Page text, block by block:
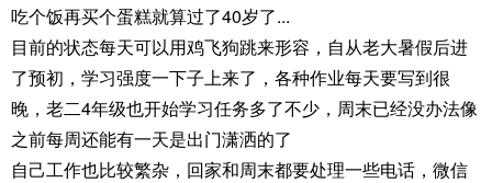
吃个饭再买个蛋糕就算过了40岁了...
目前的状态每天可以用鸡飞狗跳来形容，自从老大暑假后进
了预初，学习强度一下子上来了，各种作业每天要写到很
晚，老二4年级也开始学习任务多了不少，周末已经没办法像
之前每周还能有一天是出门潇洒的了
自己工作也比较繁杂，回家和周末都要处理一些电话，微信